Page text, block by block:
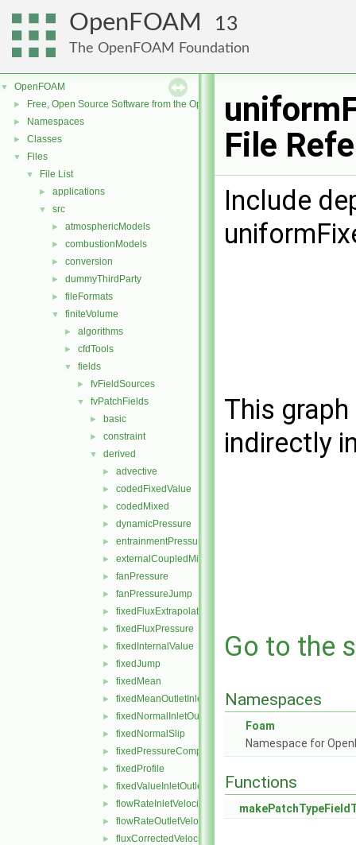
OpenFOAM 13
The OpenFOAM Foundation
▼ OpenFOAM
► Free, Open Source Software from the OpenFOAM Foundation
► Namespaces
► Classes
▼ Files
▼ File List
► applications
▼ src
► atmosphericModels
► combustionModels
► conversion
► dummyThirdParty
► fileFormats
▼ finiteVolume
► algorithms
► cfdTools
▼ fields
► fvFieldSources
▼ fvPatchFields
► basic
► constraint
▼ derived
► advective
► codedFixedValue
► codedMixed
► dynamicPressure
► entrainmentPressure
► externalCoupledMixed
► fanPressure
► fanPressureJump
► fixedFluxExtrapolatedPressure
► fixedFluxPressure
► fixedInternalValue
► fixedJump
► fixedMean
► fixedMeanOutletInlet
► fixedNormalInletOutletVelocity
► fixedNormalSlip
► fixedPressureCompressibleDensity
► fixedProfile
► fixedValueInletOutlet
► flowRateInletVelocity
► flowRateOutletVelocity
► fluxCorrectedVelocity
File
Include
This
indirectly
Go to the
Namespaces
Foam
Namespace for
Functions